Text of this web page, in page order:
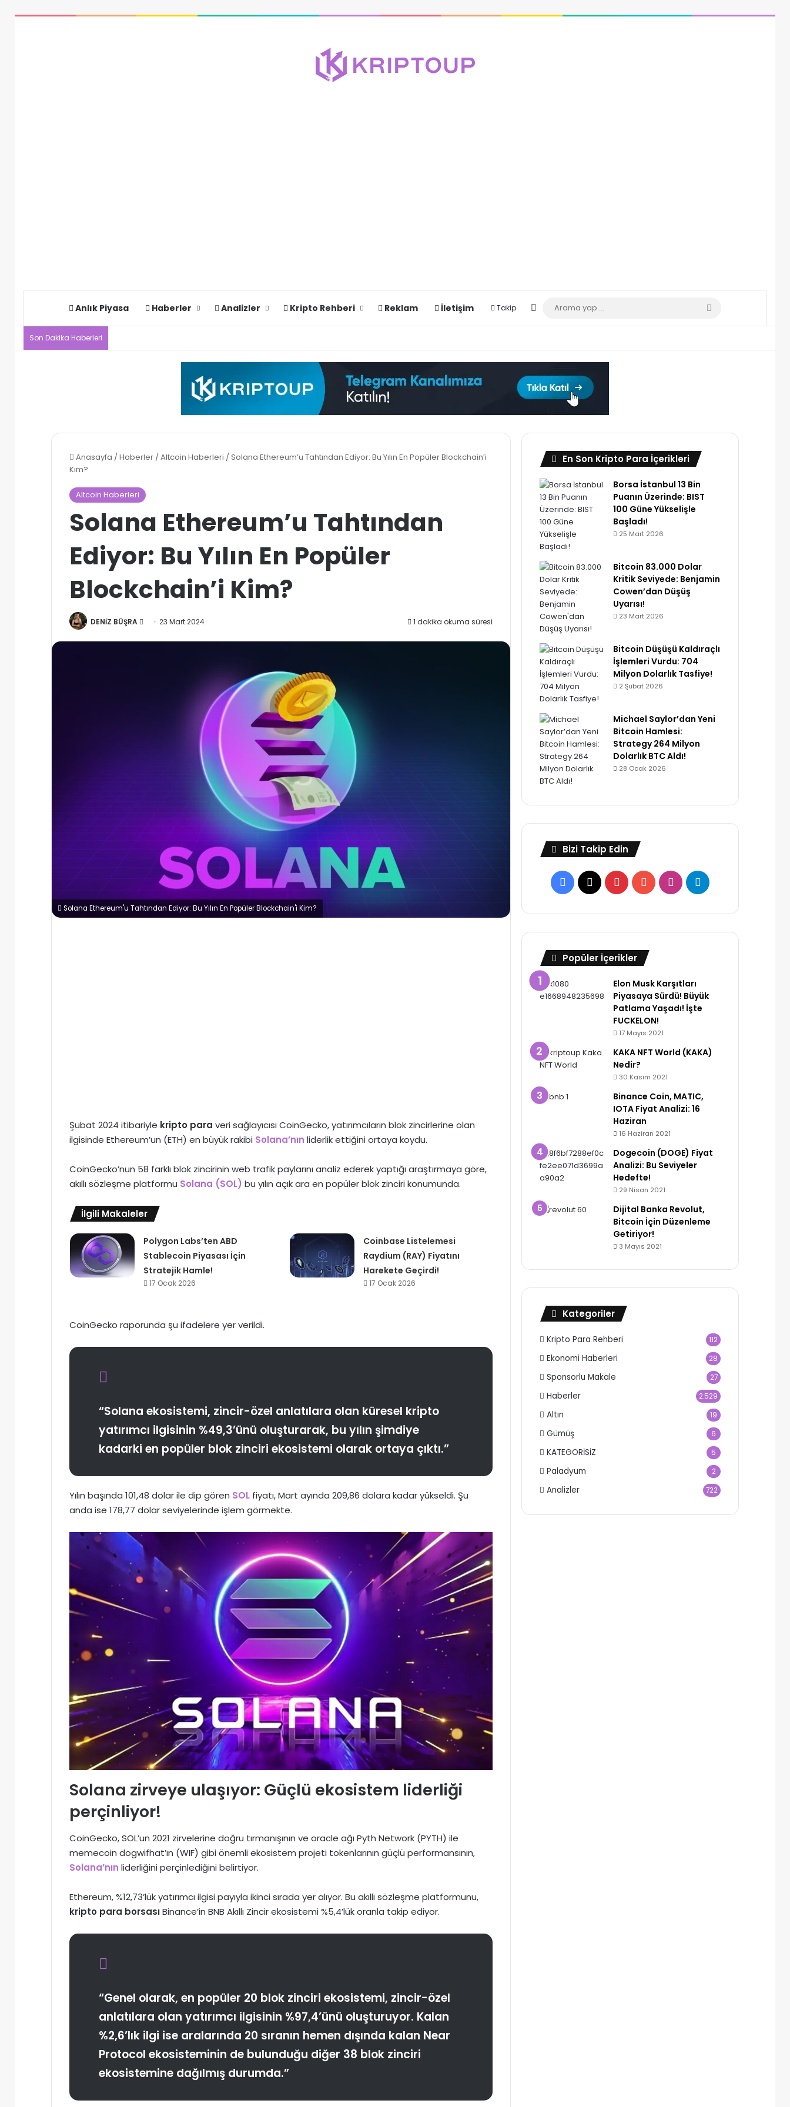
Anlık Piyasa Haberler Analizler Kripto Rehberi Reklam İletişim Takip Dış görünümü değiştir
yap
...
Son Dakika Haberleri
Anasayfa /Haberler /Altcoin Haberleri /Solana Ethereum’u Tahtından Ediyor: Bu Yılın En Popüler Blockchain’i
Kim?
Altcoin Haberleri
Solana Ethereum’u Tahtından
Ediyor: Bu Yılın En Popüler
Blockchain’i Kim?
DENİZ BÜŞRA 23 Mart 2024 1 dakika okuma süresi
Solana Ethereum'u Tahtından Ediyor: Bu Yılın En Popüler Blockchain'i Kim?
Şubat 2024 itibariyle kripto para veri sağlayıcısı CoinGecko, yatırımcıların blok zincirlerine olan
ilgisinde Ethereum’un (ETH) en büyük rakibi Solana’nın liderlik ettiğini ortaya koydu.
CoinGecko’nun 58 farklı blok zincirinin web trafik paylarını analiz ederek yaptığı araştırmaya göre,
akıllı sözleşme platformu Solana (SOL) bu yılın açık ara en popüler blok zinciri konumunda.
İlgili Makaleler
Polygon Labs’ten ABD
Stablecoin Piyasası İçin
Stratejik Hamle!
17 Ocak 2026
Coinbase Listelemesi
Raydium (RAY) Fiyatını
Harekete Geçirdi!
17 Ocak 2026
CoinGecko raporunda şu ifadelere yer verildi.
“Solana ekosistemi, zincir-özel anlatılara olan küresel kripto
yatırımcı ilgisinin %49,3’ünü oluşturarak, bu yılın şimdiye
kadarki en popüler blok zinciri ekosistemi olarak ortaya çıktı.”
Yılın başında 101,48 dolar ile dip gören SOL fiyatı, Mart ayında 209,86 dolara kadar yükseldi. Şu
anda ise 178,77 dolar seviyelerinde işlem görmekte.
Solana zirveye ulaşıyor: Güçlü ekosistem liderliği
perçinliyor!
CoinGecko, SOL’un 2021 zirvelerine doğru tırmanışının ve oracle ağı Pyth Network (PYTH) ile
memecoin dogwifhat’ın (WIF) gibi önemli ekosistem projeti tokenlarının güçlü performansının,
Solana’nın liderliğini perçinlediğini belirtiyor.
Ethereum, %12,73’lük yatırımcı ilgisi payıyla ikinci sırada yer alıyor. Bu akıllı sözleşme platformunu,
kripto para borsasıBinance’in BNB Akıllı Zincir ekosistemi %5,4’lük oranla takip ediyor.
“Genel olarak, en popüler 20 blok zinciri ekosistemi, zincir-özel
anlatılara olan yatırımcı ilgisinin %97,4’ünü oluşturuyor. Kalan
%2,6’lık ilgi ise aralarında 20 sıranın hemen dışında kalan Near
Protocol ekosisteminin de bulunduğu diğer 38 blok zinciri
ekosistemine dağılmış durumda.”
En Son Kripto Para İçerikleri
Borsa İstanbul 13 Bin
Puanın Üzerinde: BIST
100 Güne Yükselişle
Başladı!
25 Mart 2026
Bitcoin 83.000 Dolar
Kritik Seviyede: Benjamin
Cowen’dan Düşüş
Uyarısı!
23 Mart 2026
Bitcoin Düşüşü Kaldıraçlı
İşlemleri Vurdu: 704
Milyon Dolarlık Tasfiye!
2 Şubat 2026
Michael Saylor’dan Yeni
Bitcoin Hamlesi:
Strategy 264 Milyon
Dolarlık BTC Aldı!
28 Ocak 2026
Bizi Takip Edin
Facebook
X PinterestYouTubeInstagramTelegram
Popüler İçerikler
Elon Musk Karşıtları
Piyasaya Sürdü! Büyük
Patlama Yaşadı! İşte
FUCKELON!
17 Mayıs 2021
KAKA NFT World (KAKA)
Nedir?
30 Kasım 2021
Binance Coin, MATIC,
IOTA Fiyat Analizi: 16
Haziran
16 Haziran 2021
Dogecoin (DOGE) Fiyat
Analizi: Bu Seviyeler
Hedefte!
29 Nisan 2021
Dijital Banka Revolut,
Bitcoin İçin Düzenleme
Getiriyor!
3 Mayıs 2021
Kategoriler
Kripto Para Rehberi 112
Ekonomi Haberleri 28
Sponsorlu Makale 27
Haberler 2.529
Altın 19
Gümüş 6
KATEGORİSİZ 5
Paladyum 2
Analizler 722